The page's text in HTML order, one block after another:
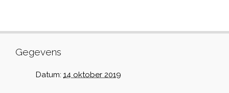
Gegevens
Datum: 14 oktober 2019